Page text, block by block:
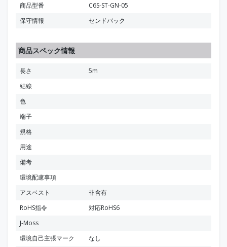
商品型番
C6S-ST-GN-05
保守情報
センドバック
商品スペック情報
長さ
5m
結線
色
端子
規格
用途
備考
環境配慮事項
アスベスト
非含有
RoHS指令
対応RoHS6
J-Moss
環境自己主張マーク
なし